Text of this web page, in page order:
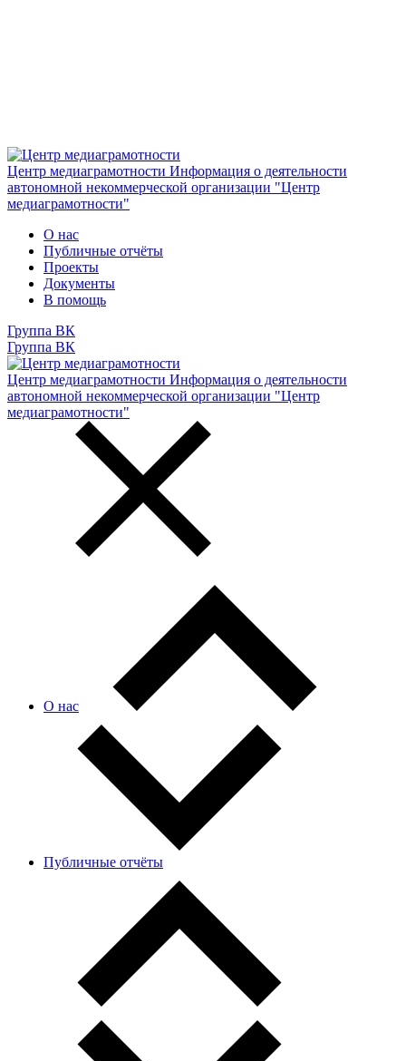
Центр медиаграмотности Информация о деятельности
автономной некоммерческой организации "Центр
медиаграмотности"
О нас
Публичные отчёты
Проекты
Документы
В помощь
Группа ВК
Группа ВК
Центр медиаграмотности Информация о деятельности
автономной некоммерческой организации "Центр
медиаграмотности"
О нас
Публичные отчёты